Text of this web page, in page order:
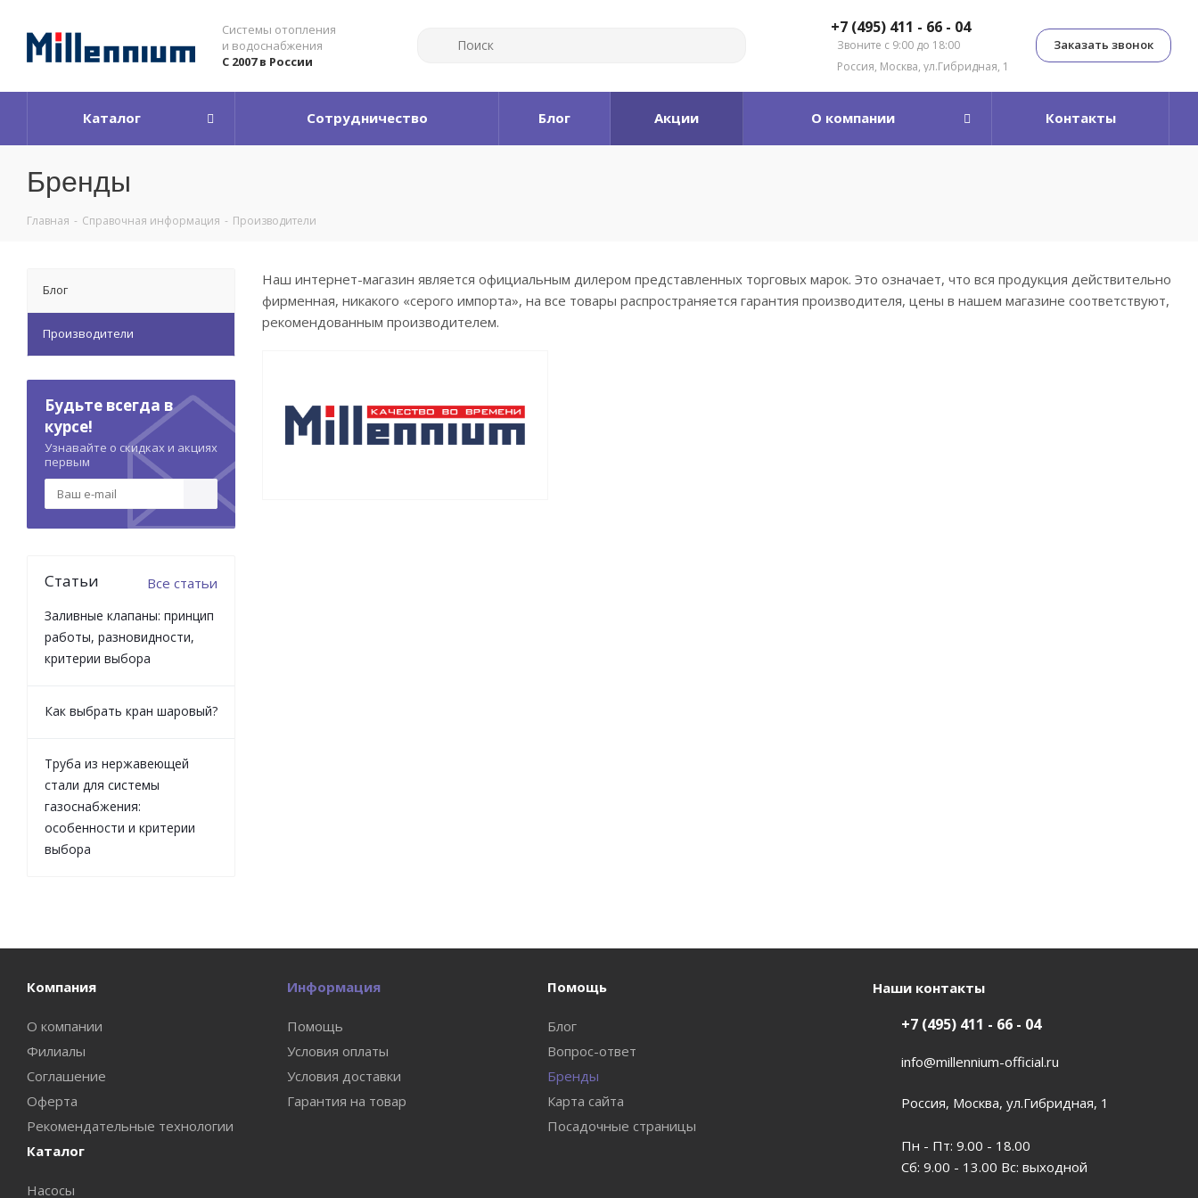
Системы отопления
и водоснабжения
С 2007 в России
+7 (495) 411 - 66 - 04
Звоните с 9:00 до 18:00
Россия, Москва, ул.Гибридная, 1
Заказать звонок
Каталог Сотрудничество Блог Акции О компании Контакты
Бренды
Главная - Справочная информация - Производители
Наш интернет-магазин является официальным дилером представленных торговых марок. Это означает, что вся продукция действительно
фирменная, никакого «серого импорта», на все товары распространяется гарантия производителя, цены в нашем магазине соответствуют,
рекомендованным производителем.
Блог
Производители
Будьте всегда в
курсе!
Узнавайте о скидках и акциях
первым
Статьи Все статьи
Заливные клапаны: принцип
работы, разновидности,
критерии выбора
Как выбрать кран шаровый?
Труба из нержавеющей
стали для системы
газоснабжения:
особенности и критерии
выбора
Компания
О компании
Филиалы
Соглашение
Оферта
Рекомендательные технологии
Информация
Помощь
Условия оплаты
Условия доставки
Гарантия на товар
Помощь
Блог
Вопрос-ответ
Бренды
Карта сайта
Посадочные страницы
Каталог
Насосы
Наши контакты
+7 (495) 411 - 66 - 04
info@millennium-official.ru
Россия, Москва, ул.Гибридная, 1
Пн - Пт: 9.00 - 18.00
Сб: 9.00 - 13.00 Вс: выходной